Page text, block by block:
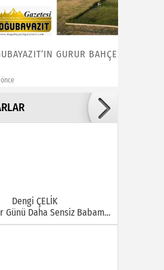
GURUR BAHÇESİ
Çürüyen Bir Yapı Var
Dengi ÇELİK
Günü Daha Sensiz Babam…